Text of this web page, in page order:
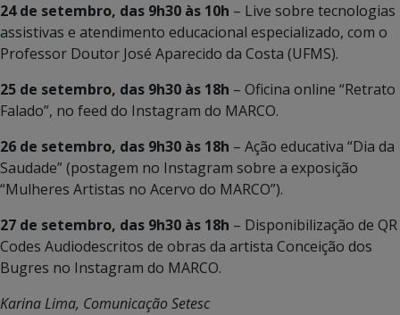
24 de setembro, das 9h30 às 10h – Live sobre tecnologias
assistivas e atendimento educacional especializado, com o
Professor Doutor José Aparecido da Costa (UFMS).
25 de setembro, das 9h30 às 18h – Oficina online “Retrato
Falado”, no feed do Instagram do MARCO.
26 de setembro, das 9h30 às 18h – Ação educativa “Dia da
Saudade” (postagem no Instagram sobre a exposição
“Mulheres Artistas no Acervo do MARCO”).
27 de setembro, das 9h30 às 18h – Disponibilização de QR
Codes Audiodescritos de obras da artista Conceição dos
Bugres no Instagram do MARCO.
Karina Lima, Comunicação Setesc